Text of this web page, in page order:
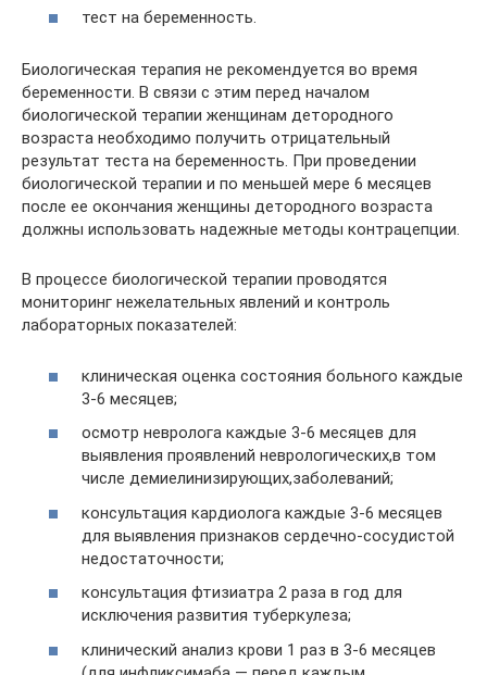
тест на беременность.
Биологическая терапия не рекомендуется во время
беременности. В связи с этим перед началом
биологической терапии женщинам детородного
возраста необходимо получить отрицательный
результат теста на беременность. При проведении
биологической терапии и по меньшей мере 6 месяцев
после ее окончания женщины детородного возраста
должны использовать надежные методы контрацепции.
В процессе биологической терапии проводятся
мониторинг нежелательных явлений и контроль
лабораторных показателей:
клиническая оценка состояния больного каждые
3-6 месяцев;
осмотр невролога каждые 3-6 месяцев для
выявления проявлений неврологических,в том
числе демиелинизирующих,заболеваний;
консультация кардиолога каждые 3-6 месяцев
для выявления признаков сердечно-сосудистой
недостаточности;
консультация фтизиатра 2 раза в год для
исключения развития туберкулеза;
клинический анализ крови 1 раз в 3-6 месяцев